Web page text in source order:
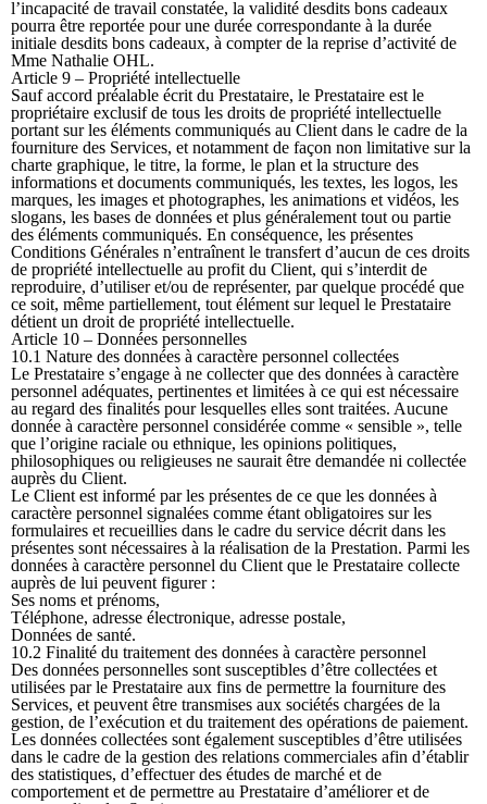
l’incapacité de travail constatée, la validité desdits bons cadeaux
pourra être reportée pour une durée correspondante à la durée
initiale desdits bons cadeaux, à compter de la reprise d’activité de
Mme Nathalie OHL.
Article 9 – Propriété intellectuelle
Sauf accord préalable écrit du Prestataire, le Prestataire est le
propriétaire exclusif de tous les droits de propriété intellectuelle
portant sur les éléments communiqués au Client dans le cadre de la
fourniture des Services, et notamment de façon non limitative sur la
charte graphique, le titre, la forme, le plan et la structure des
informations et documents communiqués, les textes, les logos, les
marques, les images et photographes, les animations et vidéos, les
slogans, les bases de données et plus généralement tout ou partie
des éléments communiqués. En conséquence, les présentes
Conditions Générales n’entraînent le transfert d’aucun de ces droits
de propriété intellectuelle au profit du Client, qui s’interdit de
reproduire, d’utiliser et/ou de représenter, par quelque procédé que
ce soit, même partiellement, tout élément sur lequel le Prestataire
détient un droit de propriété intellectuelle.
Article 10 – Données personnelles
10.1 Nature des données à caractère personnel collectées
Le Prestataire s’engage à ne collecter que des données à caractère
personnel adéquates, pertinentes et limitées à ce qui est nécessaire
au regard des finalités pour lesquelles elles sont traitées. Aucune
donnée à caractère personnel considérée comme « sensible », telle
que l’origine raciale ou ethnique, les opinions politiques,
philosophiques ou religieuses ne saurait être demandée ni collectée
auprès du Client.
Le Client est informé par les présentes de ce que les données à
caractère personnel signalées comme étant obligatoires sur les
formulaires et recueillies dans le cadre du service décrit dans les
présentes sont nécessaires à la réalisation de la Prestation. Parmi les
données à caractère personnel du Client que le Prestataire collecte
auprès de lui peuvent figurer :
Ses noms et prénoms,
Téléphone, adresse électronique, adresse postale,
Données de santé.
10.2 Finalité du traitement des données à caractère personnel
Des données personnelles sont susceptibles d’être collectées et
utilisées par le Prestataire aux fins de permettre la fourniture des
Services, et peuvent être transmises aux sociétés chargées de la
gestion, de l’exécution et du traitement des opérations de paiement.
Les données collectées sont également susceptibles d’être utilisées
dans le cadre de la gestion des relations commerciales afin d’établir
des statistiques, d’effectuer des études de marché et de
comportement et de permettre au Prestataire d’améliorer et de